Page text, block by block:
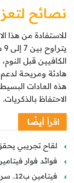
نصائح
للاستفادة من هذا
الكافيين قبل
هادئة ومريحة لدعم
هذه العادات
الاحتفاظ بالذكريات.
اقرأ أيضًا
لقاح تجريبي
فوائد فوار
فيتامين ب12.. سر الطاقة وصحة الأعصاب